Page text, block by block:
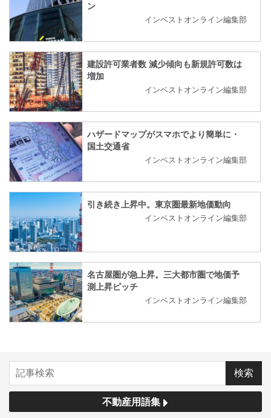
ン
インベストオンライン編集部
建設許可業者数 減少傾向も新規許可数は
増加
インベストオンライン編集部
ハザードマップがスマホでより簡単に・
国土交通省
インベストオンライン編集部
引き続き上昇中。東京圏最新地価動向
インベストオンライン編集部
名古屋圏が急上昇。三大都市圏で地価予
測上昇ピッチ
インベストオンライン編集部
不動産用語集